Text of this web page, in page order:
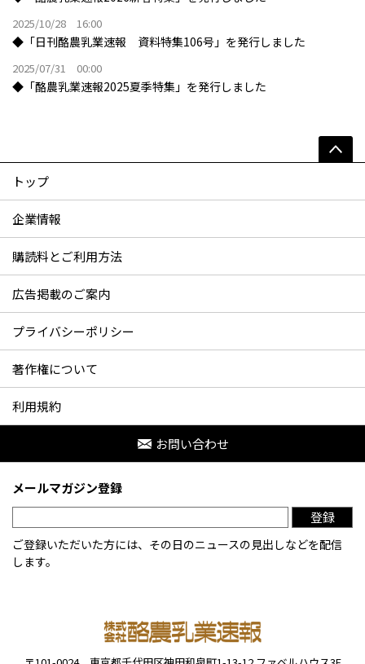
2025/10/28 16:00
◆「日刊酪農乳業速報 資料特集106号」を発行しました
2025/07/31 00:00
◆「酪農乳業速報2025夏季特集」を発行しました
トップ
企業情報
購読料とご利用方法
広告掲載のご案内
プライバシーポリシー
著作権について
利用規約
お問い合わせ
メールマガジン登録
登録
ご登録いただいた方には、その日のニュースの見出しなどを配信
します。